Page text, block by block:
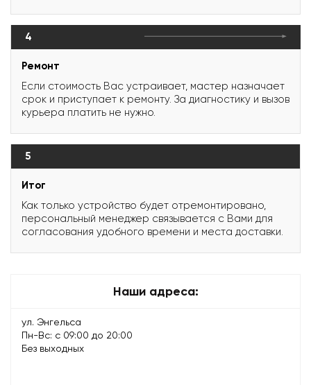
4
Ремонт
Если стоимость Вас устраивает, мастер назначает
срок и приступает к ремонту. За диагностику и вызов
курьера платить не нужно.
5
Итог
Как только устройство будет отремонтировано,
персональный менеджер связывается с Вами для
согласования удобного времени и места доставки.
Наши адреса:
ул. Энгельса
Пн-Вс: с 09:00 до 20:00
Без выходных